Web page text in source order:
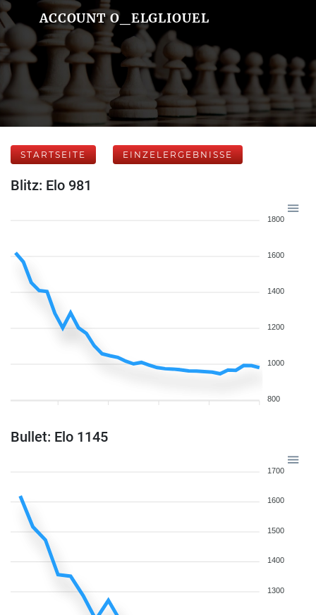
ACCOUNT O_ELGLIOUEL
STARTSEITE EINZELERGEBNISSE
Blitz: Elo 981
1800
1600
1400
1200
1000
800
Bullet: Elo 1145
1700
1600
1500
1400
1300